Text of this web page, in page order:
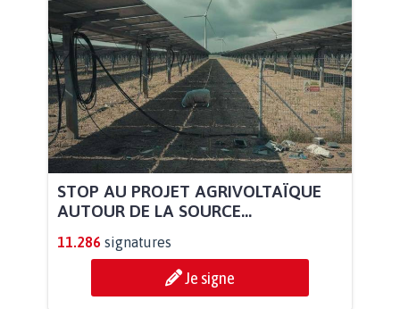
STOP AU PROJET AGRIVOLTAÏQUE
AUTOUR DE LA SOURCE...
11.286 signatures
Je signe